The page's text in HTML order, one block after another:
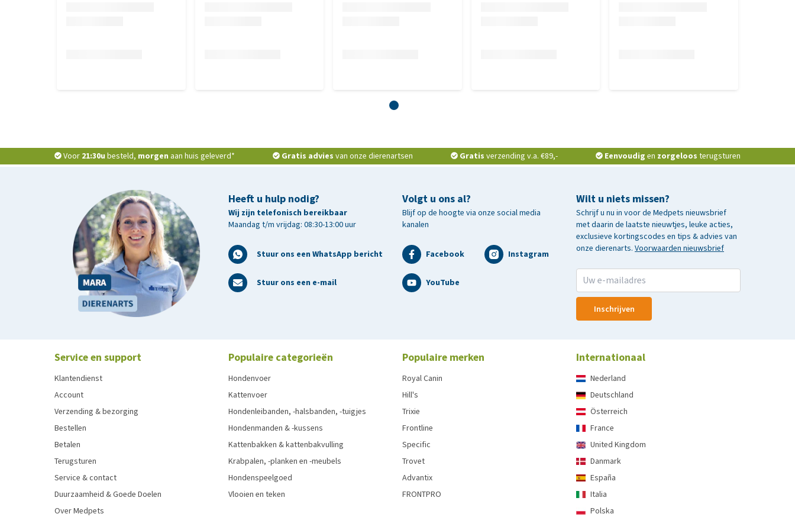
Voor 21:30u besteld, morgen aan huis geleverd* Gratis advies van onze dierenartsen Gratis verzending v.a. €89,- Eenvoudig en zorgeloos terugsturen
Heeft u hulp nodig?
Wij zijn telefonisch bereikbaar
Maandag t/m vrijdag: 08:30-13:00 uur
Stuur ons een WhatsApp bericht
Stuur ons een e-mail
Wilt u niets missen?
Schrijf u nu in voor de Medpets nieuwsbrief
met daarin de laatste nieuwtjes, leuke acties,
exclusieve kortingscodes en tips & advies van
onze dierenarts. Voorwaarden nieuwsbrief
Inschrijven
Volgt u ons al?
Blijf op de hoogte via onze social media
kanalen
Facebook Instagram
YouTube
Service en support
Klantendienst
Account
Verzending & bezorging
Bestellen
Betalen
Terugsturen
Service & contact
Duurzaamheid & Goede Doelen
Over Medpets
Populaire categorieën
Hondenvoer
Kattenvoer
Hondenleibanden, -halsbanden, -tuigjes
Hondenmanden & -kussens
Kattenbakken & kattenbakvulling
Krabpalen, -planken en -meubels
Hondenspeelgoed
Vlooien en teken
Populaire merken
Royal Canin
Hill's
Trixie
Frontline
Specific
Trovet
Advantix
FRONTPRO
Internationaal
Nederland
Deutschland
Österreich
France
United Kingdom
Danmark
España
Italia
Polska